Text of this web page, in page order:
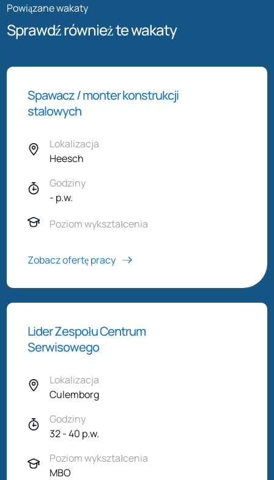
Powiązane wakaty
Sprawdź również te wakaty
Spawacz / monter konstrukcji
stalowych
Lokalizacja
Heesch
Godziny
- p.w.
Poziom wykształcenia
Zobacz ofertę pracy
Lider Zespołu Centrum
Serwisowego
Lokalizacja
Culemborg
Godziny
32 - 40 p.w.
Poziom wykształcenia
MBO